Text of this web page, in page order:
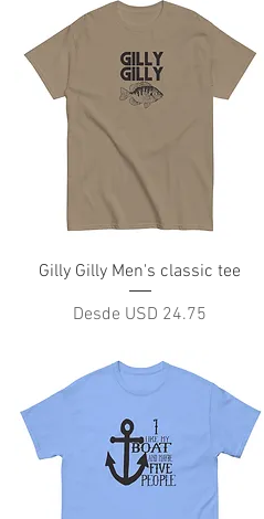
Vista rápida
Gilly Gilly Men's classic tee
Desde USD 24.75
Precio de oferta